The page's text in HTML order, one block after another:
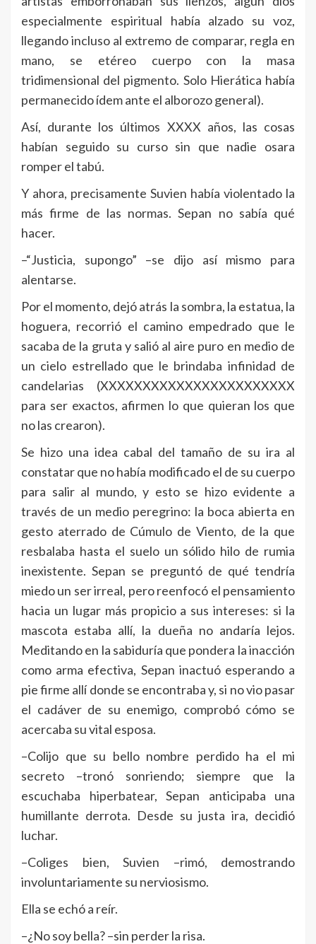
especialmente espiritual había alzado su voz,
llegando incluso al extremo de comparar, regla en
mano, se etéreo cuerpo con la masa
tridimensional del pigmento. Solo Hierática había
permanecido ídem ante el alborozo general).
Así, durante los últimos XXXX años, las cosas
habían seguido su curso sin que nadie osara
romper el tabú.
Y ahora, precisamente Suvien había violentado la
más firme de las normas. Sepan no sabía qué
hacer.
–“Justicia, supongo” –se dijo así mismo para
alentarse.
Por el momento, dejó atrás la sombra, la estatua, la
hoguera, recorrió el camino empedrado que le
sacaba de la gruta y salió al aire puro en medio de
un cielo estrellado que le brindaba infinidad de
candelarias (XXXXXXXXXXXXXXXXXXXXXXX
para ser exactos, afirmen lo que quieran los que
no las crearon).
Se hizo una idea cabal del tamaño de su ira al
constatar que no había modificado el de su cuerpo
para salir al mundo, y esto se hizo evidente a
través de un medio peregrino: la boca abierta en
gesto aterrado de Cúmulo de Viento, de la que
resbalaba hasta el suelo un sólido hilo de rumia
inexistente. Sepan se preguntó de qué tendría
miedo un ser irreal, pero reenfocó el pensamiento
hacia un lugar más propicio a sus intereses: si la
mascota estaba allí, la dueña no andaría lejos.
Meditando en la sabiduría que pondera la inacción
como arma efectiva, Sepan inactuó esperando a
pie firme allí donde se encontraba y, si no vio pasar
el cadáver de su enemigo, comprobó cómo se
acercaba su vital esposa.
–Colijo que su bello nombre perdido ha el mi
secreto –tronó sonriendo; siempre que la
escuchaba hiperbatear, Sepan anticipaba una
humillante derrota. Desde su justa ira, decidió
luchar.
–Coliges bien, Suvien –rimó, demostrando
involuntariamente su nerviosismo.
Ella se echó a reír.
–¿No soy bella? –sin perder la risa.